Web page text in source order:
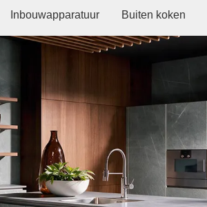
Inbouwapparatuur Buiten koken